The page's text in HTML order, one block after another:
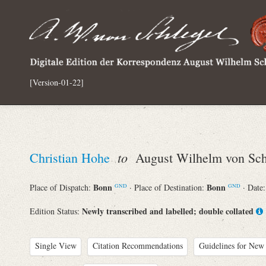
[Version-01-22]
Christian Hohe to August Wilhelm von
Place of Dispatch: Bonn GND · Place of Destination:Bonn GND · Date:
Edition Status: Newly transcribed and labelled; double collated
Single View Citation Recommendations Guidelines for